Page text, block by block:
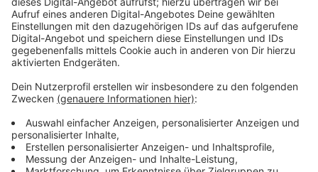
Weitere Verfahren geplant
Anzeige
Januar ein weiterer Prozess amLandgericht
bis dahin sechs Verhandlungstage angesetzt.
Anzeige